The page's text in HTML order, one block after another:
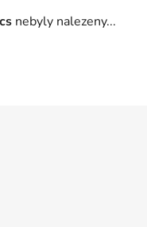
nebyly nalezeny...